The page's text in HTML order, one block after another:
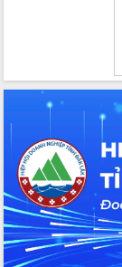
nhanh tiến độ Tuyến
Gỡ khó, khởi công
toàn bộ nhà ở cho hộ
đề ra
UBND tỉnh Đắk Lắk
quốc phòng, quân sự
2025
Tập trung triển khai
các giải pháp nhằm
các nhiệm vụ đề ra
Phát huy vai trò của
trong phòng chống tảo
nhân cận huyết thống